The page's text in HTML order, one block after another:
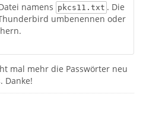
namens pkcs11.txt . Die
umbenennen oder
mal mehr die Passwörter neu
Danke!